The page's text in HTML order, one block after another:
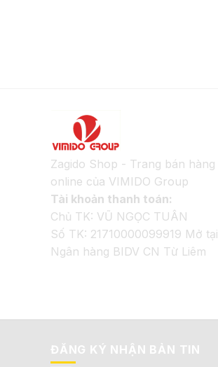
Zagido Shop - Trang bán hàng
online của VIMIDO Group
Tài khoản thanh toán:
Chủ TK: VŨ NGỌC TUÂN
Số TK: 21710000099919 Mở tại
Ngân hàng BIDV CN Từ Liêm
ĐĂNG KÝ NHẬN BẢN TIN